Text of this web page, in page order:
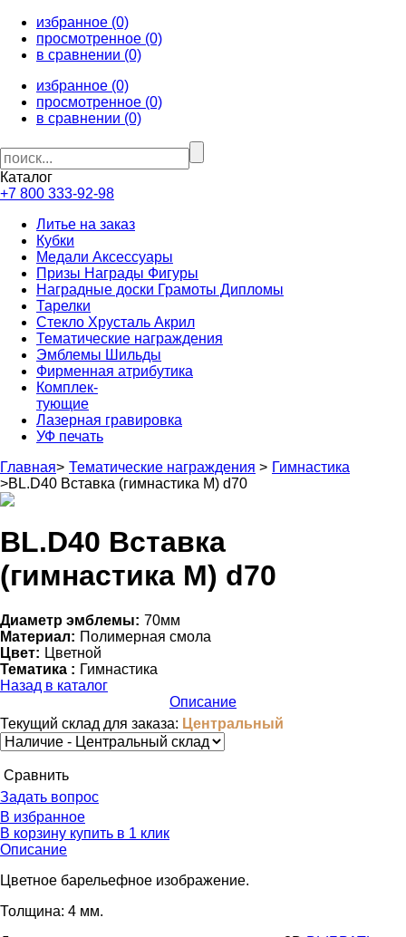
избранное (0)
просмотренное (0)
в сравнении (0)
избранное (0)
просмотренное (0)
в сравнении (0)
Каталог
+7 800 333-92-98
Литье на заказ
Кубки
Медали Аксессуары
Призы Награды Фигуры
Наградные доски Грамоты Дипломы
Тарелки
Стекло Хрусталь Акрил
Тематические награждения
Эмблемы Шильды
Фирменная атрибутика
Комплек-
тующие
Лазерная гравировка
УФ печать
Главная> Тематические награждения > Гимнастика
>BL.D40 Вставка (гимнастика М) d70
BL.D40 Вставка
(гимнастика М) d70
Диаметр эмблемы: 70мм
Материал: Полимерная смола
Цвет: Цветной
Тематика : Гимнастика
Назад в каталог
Описание
Текущий склад для заказа: Центральный
Cравнить
Задать вопрос
В избранное
В корзину купить в 1 клик
Описание
Цветное барельефное изображение.
Толщина: 4 мм.